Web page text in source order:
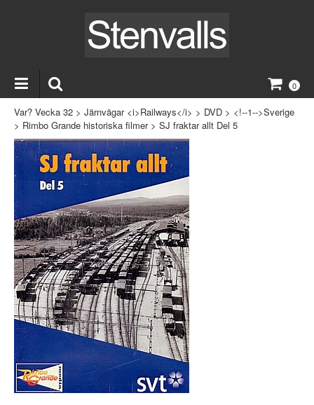
0
Var? Vecka 32 > Järnvägar <i>Railways</i> > DVD > <!--1-->Sverige
> Rimbo Grande historiska filmer> SJ fraktar allt Del 5